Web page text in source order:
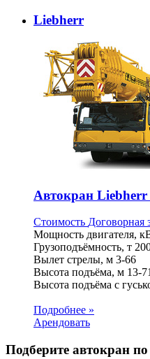
Liebherr
Автокран
Стоимость Договорная
Мощность двигателя,
Грузоподъёмность, т
Вылет стрелы, м 3-66
Высота подъёма, м 13-
Высота подъёма с
Подробнее »
Арендовать
Подберите автокран